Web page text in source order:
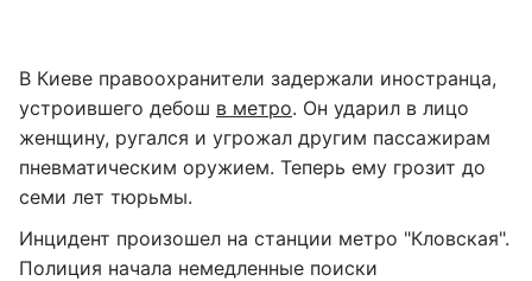
В Киеве правоохранители задержали иностранца,
устроившего дебош в метро. Он ударил в лицо
женщину, ругался и угрожал другим пассажирам
пневматическим оружием. Теперь ему грозит до
семи лет тюрьмы.
Инцидент произошел на станции метро "Кловская".
Полиция начала немедленные поиски